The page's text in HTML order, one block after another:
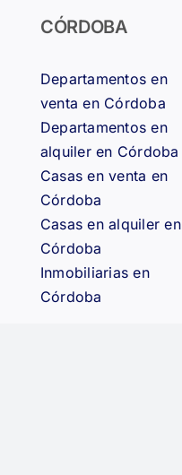
CÓRDOBA
Departamentos en
venta en Córdoba
Departamentos en
alquiler en Córdoba
Casas en venta en
Córdoba
Casas en alquiler en
Córdoba
Inmobiliarias en
Córdoba